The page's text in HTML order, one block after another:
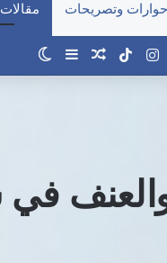
حوارات وتصريحات مقالات
انستقرام
‫TikTokمقال عشوائي
إضافة عمود
والعنف